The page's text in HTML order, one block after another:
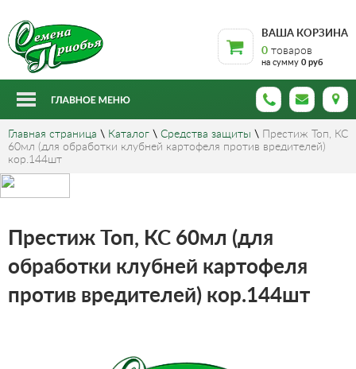
ВАША КОРЗИНА
0 товаров
на сумму 0 руб
Главная страница \ Каталог \ Средства защиты \
Престиж Топ, КС
60мл (для обработки клубней картофеля против вредителей)
кор.144шт
Престиж Топ, КС 60мл (для
обработки клубней картофеля
против вредителей) кор.144шт